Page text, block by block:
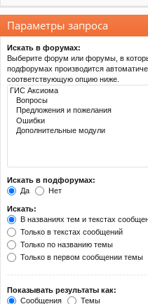
Параметры запроса
Искать в форумах:
Выберите форум или форумы, в
подфорумах производится
соответствующую опцию ниже.
Искать в подфорумах:
Да
Нет
Искать:
В названиях тем и текстах
Только в текстах сообщений
Только по названию темы
Только в первом сообщении темы
Показывать результаты как:
Сообщения
Темы